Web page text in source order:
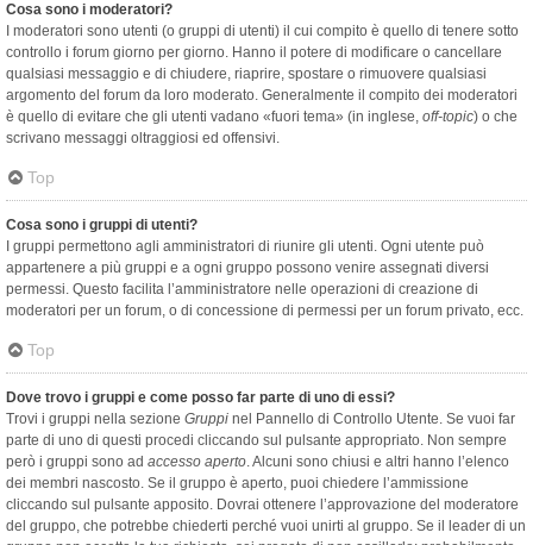
Cosa sono i moderatori?
I moderatori sono utenti (o gruppi di utenti) il cui compito è quello di tenere sotto
controllo i forum giorno per giorno. Hanno il potere di modificare o cancellare
qualsiasi messaggio e di chiudere, riaprire, spostare o rimuovere qualsiasi
argomento del forum da loro moderato. Generalmente il compito dei moderatori
è quello di evitare che gli utenti vadano «fuori tema» (in inglese, off-topic) o che
scrivano messaggi oltraggiosi ed offensivi.
Top
Cosa sono i gruppi di utenti?
I gruppi permettono agli amministratori di riunire gli utenti. Ogni utente può
appartenere a più gruppi e a ogni gruppo possono venire assegnati diversi
permessi. Questo facilita l’amministratore nelle operazioni di creazione di
moderatori per un forum, o di concessione di permessi per un forum privato, ecc.
Top
Dove trovo i gruppi e come posso far parte di uno di essi?
Trovi i gruppi nella sezione Gruppi nel Pannello di Controllo Utente. Se vuoi far
parte di uno di questi procedi cliccando sul pulsante appropriato. Non sempre
però i gruppi sono ad accesso aperto. Alcuni sono chiusi e altri hanno l’elenco
dei membri nascosto. Se il gruppo è aperto, puoi chiedere l’ammissione
cliccando sul pulsante apposito. Dovrai ottenere l’approvazione del moderatore
del gruppo, che potrebbe chiederti perché vuoi unirti al gruppo. Se il leader di un